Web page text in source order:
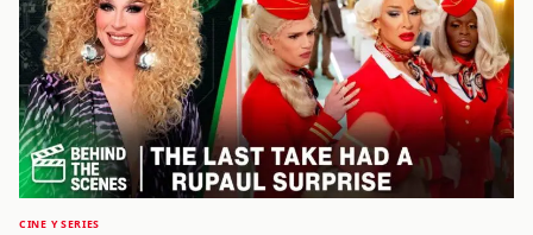
CINE Y SERIES